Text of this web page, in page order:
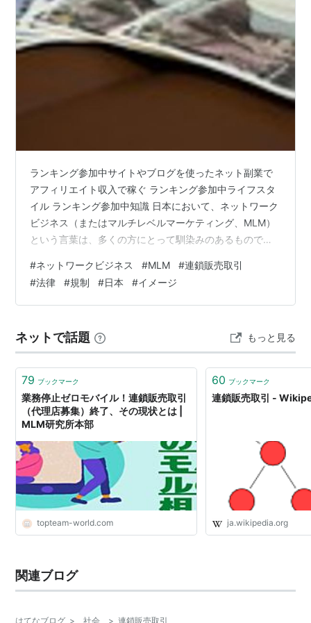
において同じ。）を伴うその商品の販売若しくはそのあ
つせん又は同種役務の提供若しくはその役務の提供のあ
つせんに係る取引（その取引条件の変更を含む。以下
「連鎖販売取引」という。）をするものをいう」と定義
されている。連鎖販売取引は特定商取引法で様々な規制
がされており、その規制は末端の販売員（一般連鎖販売
約などの消費者を保護する制度も規定されている。
関連法規：特定商取引に関する法律
ランキング参加中サイトやブログを使ったネット副業で
アフィリエイト収入で稼ぐ ランキング参加中ライフスタ
イル ランキング参加中知識 日本において、ネットワーク
ビジネス（またはマルチレベルマーケティング、MLM）
という言葉は、多くの方にとって馴染みのあるものでし
が飛び交い、誤解も少なくありません。本稿では、ネッ
トワークビジネスの現状を正しく理解していただくため
に、市場規模から最新のトレンド、そして誤解されがち
１．ネットワークビジネスの現状：市場規模と最新トレ
ンド ネットワークビジネスの現状を把握する…
#ネットワークビジネス #MLM #連鎖販売取引
#法律 #規制 #日本 #イメージ
ネットで話題 もっと見る
79 ブックマーク
業務停止ゼロモバイル！連鎖販売取引
（代理店募集）終了、その現状とは |
MLM研究所本部
topteam-world.com
60 ブックマーク
連鎖販売取引 -
ja.wikipedia.org
関連ブログ
はてなブログ > 社会 > 連鎖販売取引